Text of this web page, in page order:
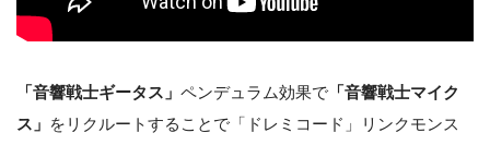
「音響戦士ギータス」 ペンデュラム効果で 「音響戦士マイク
ス」 をリクルートすることで「ドレミコード」リンクモンス